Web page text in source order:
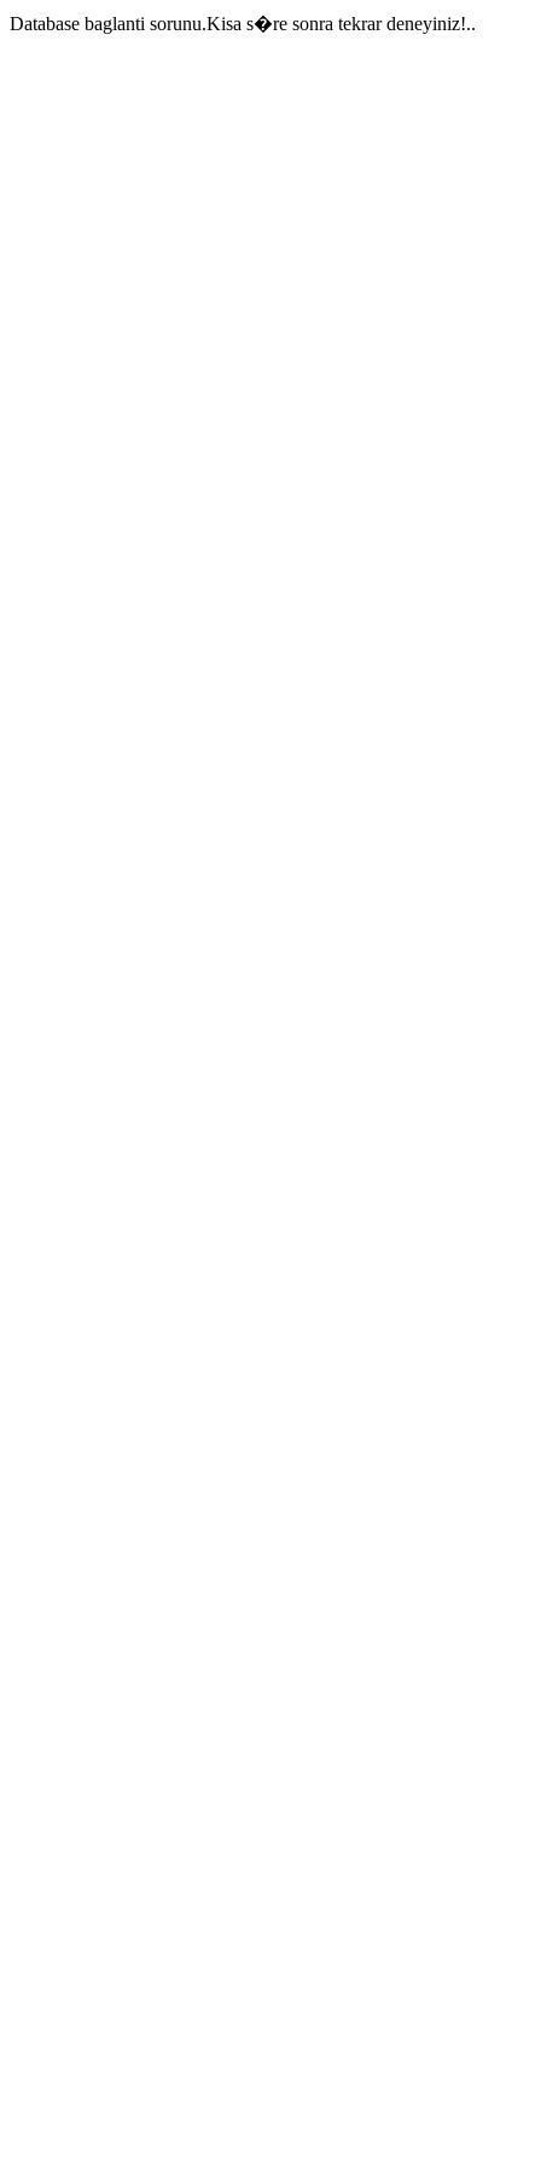
Database baglanti sorunu.Kisa s�re sonra tekrar deneyiniz!..